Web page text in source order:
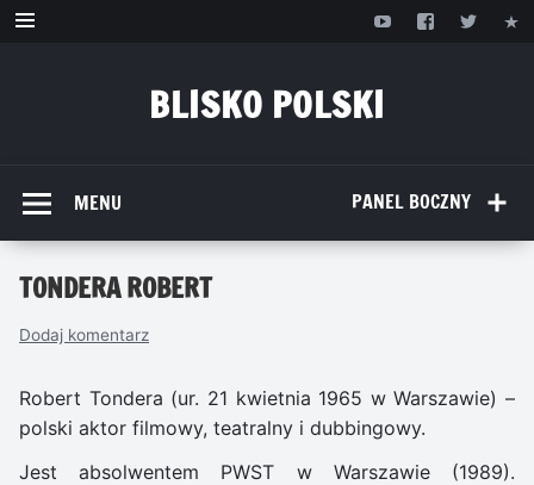
Przejdź
BLISKO POLSKI
PANEL BOCZNY
MENU
TONDERA ROBERT
Dodaj komentarz
Robert Tondera (ur. 21 kwietnia 1965 w Warszawie) –
polski aktor filmowy, teatralny i dubbingowy.
Jest absolwentem PWST w Warszawie (1989).